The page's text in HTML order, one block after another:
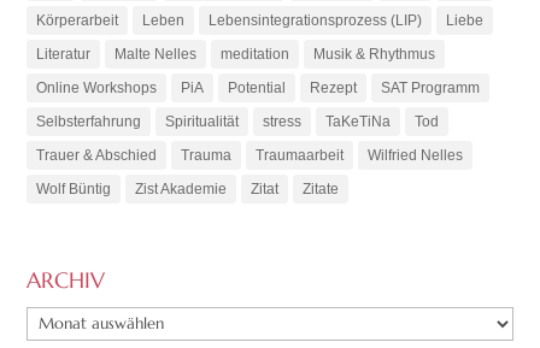
Körperarbeit
Leben Lebensintegrationsprozess (LIP)
Liebe
Literatur
Malte Nelles meditation
Musik & Rhythmus
Online Workshops
PiA Potential Rezept
SAT Programm
Selbsterfahrung
Spiritualität stress TaKeTiNa
Tod
Trauer & Abschied
Trauma Traumaarbeit
Wilfried Nelles
Wolf Büntig
Zist Akademie Zitat Zitate
ARCHIV
ARCHIV